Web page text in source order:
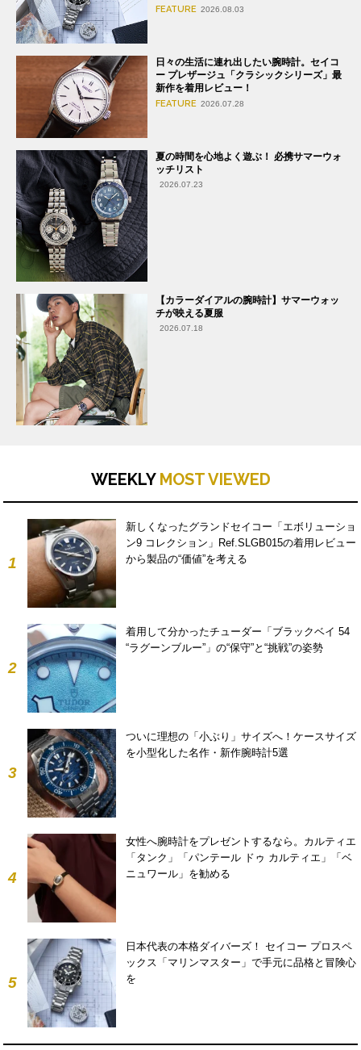
FEATURE 2026.08.03
日々の生活に連れ出したい腕時計。セイコ
ー プレザージュ「クラシックシリーズ」最
新作を着用レビュー！
FEATURE 2026.07.28
夏の時間を心地よく遊ぶ！ 必携サマーウォ
ッチリスト
2026.07.23
【カラーダイアルの腕時計】サマーウォッ
チが映える夏服
2026.07.18
WEEKLY MOST VIEWED
1
新しくなったグランドセイコー「エボリューショ
ン9 コレクション」Ref.SLGB015の着用レビュー
から製品の“価値”を考える
2
着用して分かったチューダー「ブラックベイ 54
“ラグーンブルー”」の“保守”と“挑戦”の姿勢
3
ついに理想の「小ぶり」サイズへ！ケースサイズ
を小型化した名作・新作腕時計5選
4
女性へ腕時計をプレゼントするなら。カルティエ
「タンク」「パンテール ドゥ カルティエ」「ベ
ニュワール」を勧める
5
日本代表の本格ダイバーズ！ セイコー プロスペ
ックス「マリンマスター」で手元に品格と冒険心
を